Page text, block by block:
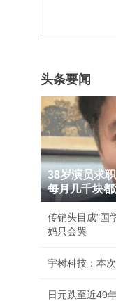
头条要闻
38岁演员求
每月几千块
传销头目成"国
妈只会哭
宇树科技：本
日元跌至近40